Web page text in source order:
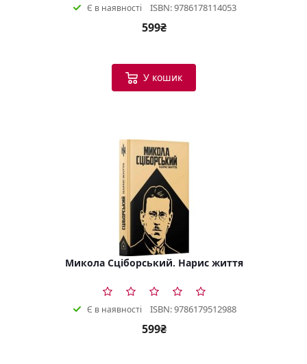
Є в наявності ISBN: 9786178114053
599₴
У кошик
Микола Сціборський. Нарис життя
Є в наявності ISBN: 9786179512988
599₴